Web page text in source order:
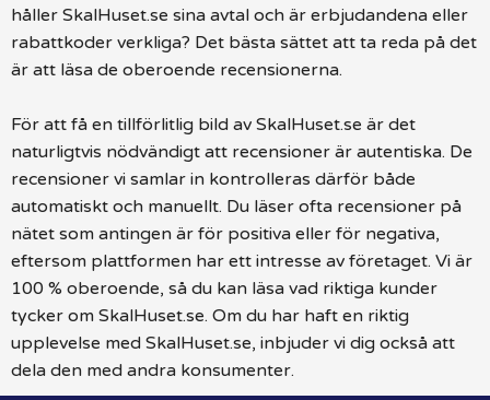
håller SkalHuset.se sina avtal och är erbjudandena eller
rabattkoder verkliga? Det bästa sättet att ta reda på det
är att läsa de oberoende recensionerna.
För att få en tillförlitlig bild av SkalHuset.se är det
naturligtvis nödvändigt att recensioner är autentiska. De
recensioner vi samlar in kontrolleras därför både
automatiskt och manuellt. Du läser ofta recensioner på
nätet som antingen är för positiva eller för negativa,
eftersom plattformen har ett intresse av företaget. Vi är
100 % oberoende, så du kan läsa vad riktiga kunder
tycker om SkalHuset.se. Om du har haft en riktig
upplevelse med SkalHuset.se, inbjuder vi dig också att
dela den med andra konsumenter.